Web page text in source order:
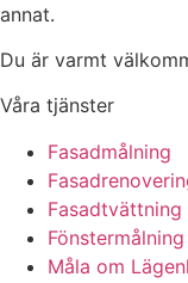
annat.
Du är varmt
Våra tjänster
Fasadmålning
Fasadtvättning
Fönstermålning
Måla om